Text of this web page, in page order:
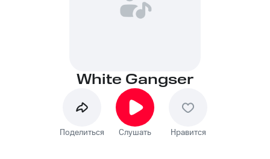
White Gangser
Поделиться Слушать Нравится